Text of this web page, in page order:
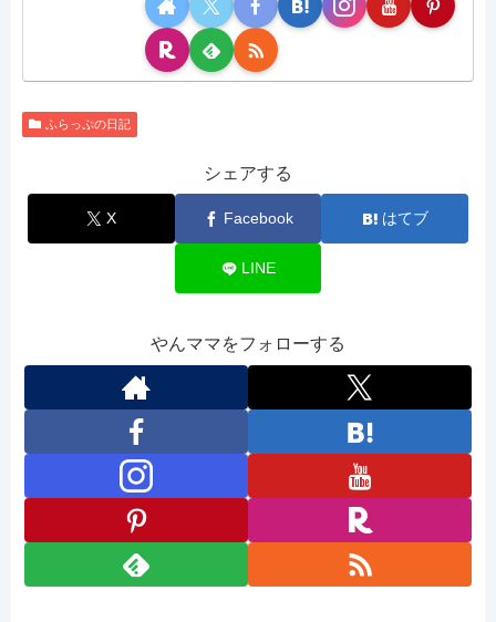
ふらっぷの日記
シェアする
X Facebook はてブ
LINE
やんママをフォローする